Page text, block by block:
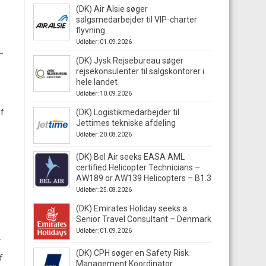
(DK) Air Alsie søger
salgsmedarbejder til VIP-charter
flyvning
Udløber: 01.09.2026
(DK) Jysk Rejsebureau søger
rejsekonsulenter til salgskontorer i
hele landet
Udløber: 10.09.2026
(DK) Logistikmedarbejder til
Jettimes tekniske afdeling
Udløber: 20.08.2026
(DK) Bel Air seeks EASA AML
certified Helicopter Technicians –
AW189 or AW139 Helicopters – B1.3
Udløber: 25.08.2026
(DK) Emirates Holiday seeks a
Senior Travel Consultant – Denmark
Udløber: 01.09.2026
(DK) CPH søger en Safety Risk
Management Koordinator